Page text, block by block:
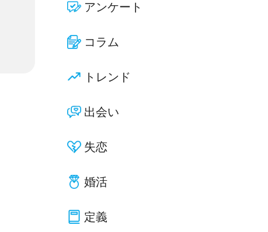
アンケート
コラム
トレンド
出会い
失恋
婚活
定義